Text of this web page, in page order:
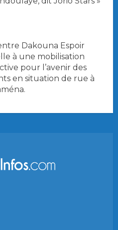
Dakouna Espoir
à une mobilisation
pour l’avenir des
en situation de rue à